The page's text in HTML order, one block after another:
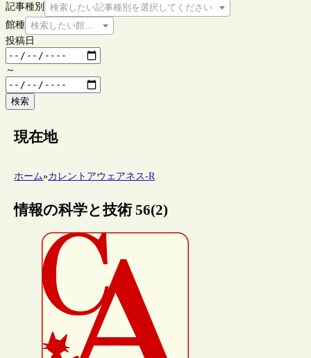
記事種別
検索したい記事種別を選択してください
館種 検索したい館種を選択してください
投稿日
～
検索
現在地
ホーム»カレントアウェアネス-R
情報の科学と技術 56(2)